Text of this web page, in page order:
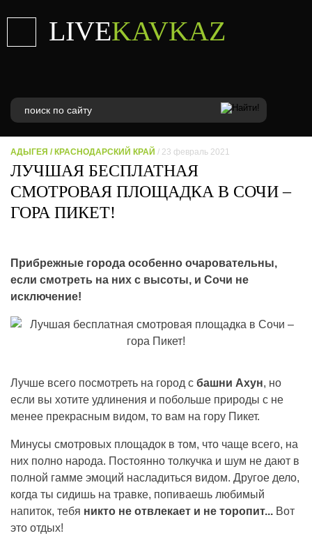
LIVEKAVKAZ
АДЫГЕЯ / КРАСНОДАРСКИЙ КРАЙ / 23 февраль 2021
ЛУЧШАЯ БЕСПЛАТНАЯ
СМОТРОВАЯ ПЛОЩАДКА В СОЧИ –
ГОРА ПИКЕТ!
Прибрежные города особенно очаровательны,
если смотреть на них с высоты, и Сочи не
исключение!
Лучше всего посмотреть на город с башни Ахун, но
если вы хотите удлинения и побольше природы с не
менее прекрасным видом, то вам на гору Пикет.
Минусы смотровых площадок в том, что чаще всего, на
них полно народа. Постоянно толкучка и шум не дают в
полной гамме эмоций насладиться видом. Другое дело,
когда ты сидишь на травке, попиваешь любимый
напиток, тебя никто не отвлекает и не торопит... Вот
это отдых!